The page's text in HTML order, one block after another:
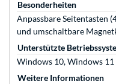
Besonderheiten
Anpassbare Seitentasten
und umschaltbare
Unterstützte
Windows 10, Windows 11
Weitere Informationen